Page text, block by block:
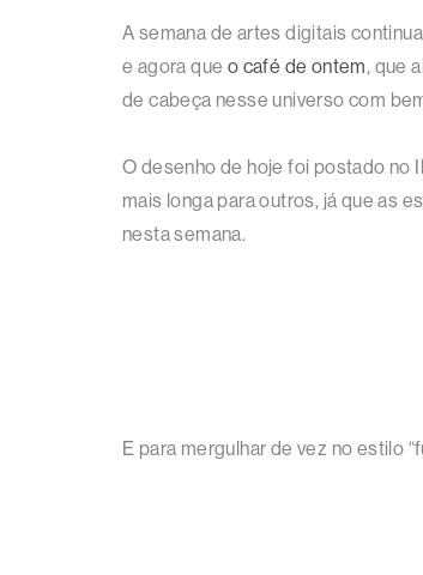
A semana de artes digitais
e agora que o café de ontem, que
de cabeça nesse universo com
O desenho de hoje foi postado no
mais longa para outros, já que as
nesta semana.
E para mergulhar de vez no estilo